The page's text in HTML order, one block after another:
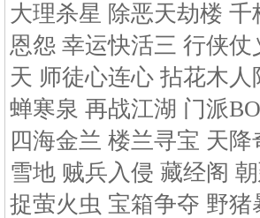
大理杀星 除恶天劫楼
恩怨 幸运快活三 行侠
天 师徒心连心 拈花木
蝉寒泉 再战江湖 门派
四海金兰 楼兰寻宝 天
雪地 贼兵入侵 藏经阁
捉萤火虫 宝箱争夺 野